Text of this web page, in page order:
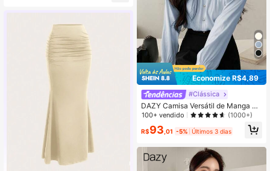
Economize R$4,89
#Clássica
DAZY Camisa Versátil de Manga Lo
nga com Botões, Roupas de Outono
100+ vendido (1000+)
R$93 ,01 -5% Últimos 3 dias